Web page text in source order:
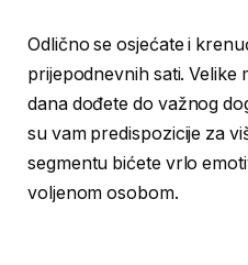
Odlično se osjećate i
prijepodnevnih sati.
dana dođete do važnog
su vam predispozicije za
segmentu bićete vrlo
voljenom osobom.